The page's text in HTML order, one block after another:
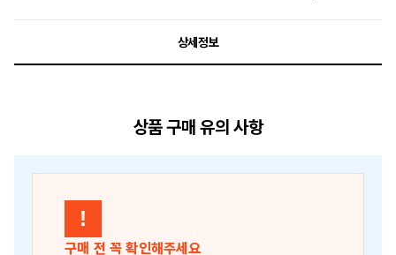
상세정보
상품 구매 유의 사항
!
구매 전 꼭 확인해주세요